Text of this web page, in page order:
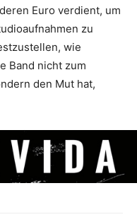
Euro verdient, um
zu
wie
Band nicht zum
den Mut hat,